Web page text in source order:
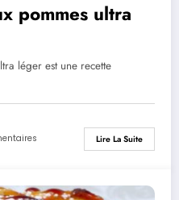
pommes ultra
léger est une recette
Lire La Suite